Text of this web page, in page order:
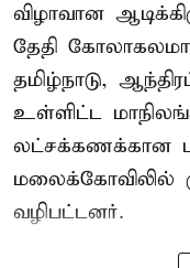
விழாவான
தேதி
தமிழ்நாடு,
உள்ளிட்ட
லட்சக்கணக்கான
மலைக்கோவிலில்
வழிபட்டனர்.